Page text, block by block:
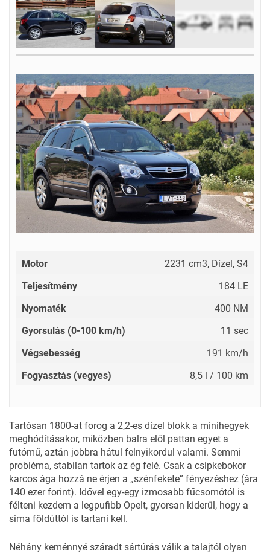
Motor
2231 cm3, Dízel, S4
Teljesítmény
184 LE
Nyomaték
400 NM
Gyorsulás (0-100 km/h)
11 sec
Végsebesség
191 km/h
Fogyasztás (vegyes)
8,5 l / 100 km
Tartósan 1800-at forog a 2,2-es dízel blokk a minihegyek
meghódításakor, miközben balra elöl pattan egyet a
futómű, aztán jobbra hátul felnyikordul valami. Semmi
probléma, stabilan tartok az ég felé. Csak a csipkebokor
karcos ága hozzá ne érjen a „szénfekete” fényezéshez (ára
140 ezer forint). Idővel egy-egy izmosabb fűcsomótól is
félteni kezdem a legpufibb Opelt, gyorsan kiderül, hogy a
sima földúttól is tartani kell.
Néhány keménnyé száradt sártúrás válik a talajtól olyan